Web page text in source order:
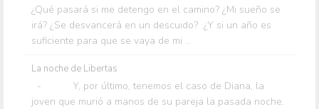
¿Qué pasará si me detengo en el camino? ¿Mi sueño se
irá? ¿Se desvancerá en un descuido? ¿Y si un año es
suficiente para que se vaya de mi ...
La noche de Libertas
- Y, por último, tenemos el caso de Diana, la
joven que murió a manos de su pareja la pasada noche.